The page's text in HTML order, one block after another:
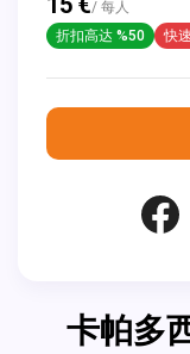
/ 每人
折扣高达 %50
快
卡帕多